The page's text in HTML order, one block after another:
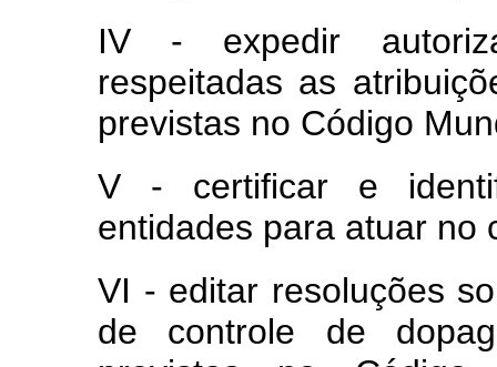
IV - expedir
respeitadas as
previstas no Código
V - certificar e
entidades para atuar no
VI - editar resoluções
de controle de